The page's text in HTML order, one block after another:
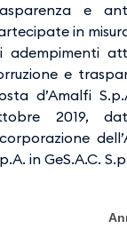
e
in
adempimenti
e
d’Amalfi
2019,
in GeS.A.C.